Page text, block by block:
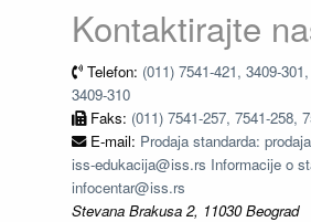
Kontaktirajte
Telefon: (011) 7541-421, 3409-
3409-310
Faks: (011) 7541-257, 7541-258,
E-mail: Prodaja standarda:
iss-edukacija@iss.rs Informacije o
infocentar@iss.rs
Stevana Brakusa 2, 11030 Beograd